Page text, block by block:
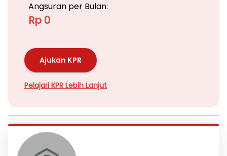
Angsuran per Bulan:
Rp 0
Ajukan KPR
Pelajari KPR Lebih Lanjut